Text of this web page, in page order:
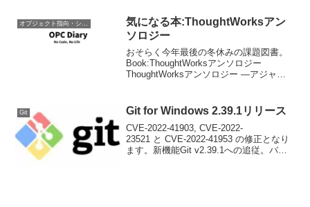
文書化したベンダー主導...
オブジェクト指向・システム開発
気になる本:ThoughtWorksアン
ソロジー
おそらく今年最後の冬休みの課題図書。
Book:ThoughtWorksアンソロジー
ThoughtWorksアンソロジー ―アジャイ
オブジェクトの広場編集部 オラ...
Git Git for Windows 2.39.1リリース
CVE-2022-41903, CVE-2022-
23521 と CVE-2022-41953 の修正となり
ます。新機能Git v2.39.1への追従。バグ